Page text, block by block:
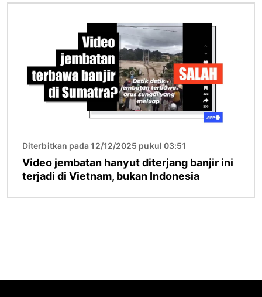
Diterbitkan pada 12/12/2025 pukul 03:51
Video jembatan hanyut diterjang banjir ini
terjadi di Vietnam, bukan Indonesia